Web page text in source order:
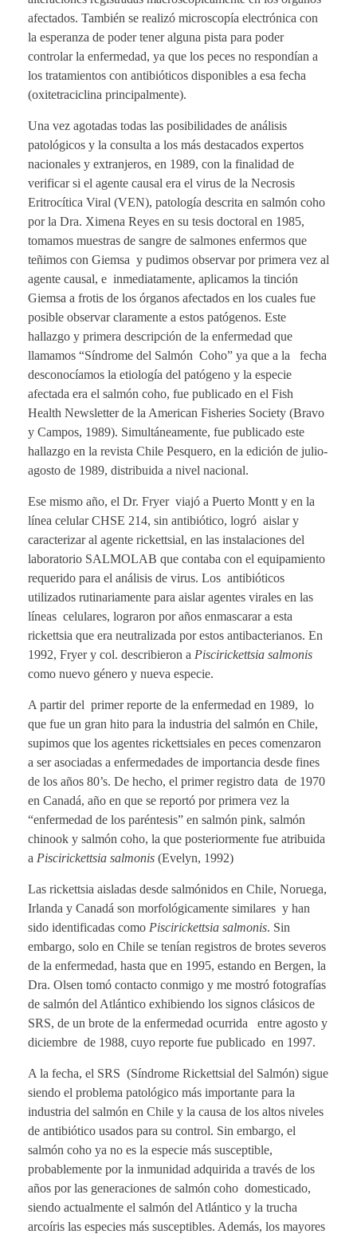
afectados. También se realizó microscopía electrónica con
la esperanza de poder tener alguna pista para poder
controlar la enfermedad, ya que los peces no respondían a
los tratamientos con antibióticos disponibles a esa fecha
(oxitetraciclina principalmente).
Una vez agotadas todas las posibilidades de análisis
patológicos y la consulta a los más destacados expertos
nacionales y extranjeros, en 1989, con la finalidad de
verificar si el agente causal era el virus de la Necrosis
Eritrocítica Viral (VEN), patología descrita en salmón coho
por la Dra. Ximena Reyes en su tesis doctoral en 1985,
tomamos muestras de sangre de salmones enfermos que
teñimos con Giemsa y pudimos observar por primera vez al
agente causal, e inmediatamente, aplicamos la tinción
Giemsa a frotis de los órganos afectados en los cuales fue
posible observar claramente a estos patógenos. Este
hallazgo y primera descripción de la enfermedad que
llamamos “Síndrome del Salmón Coho” ya que a la fecha
desconocíamos la etiología del patógeno y la especie
afectada era el salmón coho, fue publicado en el Fish
Health Newsletter de la American Fisheries Society (Bravo
y Campos, 1989). Simultáneamente, fue publicado este
hallazgo en la revista Chile Pesquero, en la edición de julio-
agosto de 1989, distribuida a nivel nacional.
Ese mismo año, el Dr. Fryer viajó a Puerto Montt y en la
línea celular CHSE 214, sin antibiótico, logró aislar y
caracterizar al agente rickettsial, en las instalaciones del
laboratorio SALMOLAB que contaba con el equipamiento
requerido para el análisis de virus. Los antibióticos
utilizados rutinariamente para aislar agentes virales en las
líneas celulares, lograron por años enmascarar a esta
rickettsia que era neutralizada por estos antibacterianos. En
1992, Fryer y col. describieron a Piscirickettsia salmonis
como nuevo género y nueva especie.
A partir del primer reporte de la enfermedad en 1989, lo
que fue un gran hito para la industria del salmón en Chile,
supimos que los agentes rickettsiales en peces comenzaron
a ser asociadas a enfermedades de importancia desde fines
de los años 80’s. De hecho, el primer registro data de 1970
en Canadá, año en que se reportó por primera vez la
“enfermedad de los paréntesis” en salmón pink, salmón
chinook y salmón coho, la que posteriormente fue atribuida
a Piscirickettsia salmonis (Evelyn, 1992)
Las rickettsia aisladas desde salmónidos en Chile, Noruega,
Irlanda y Canadá son morfológicamente similares y han
sido identificadas como Piscirickettsia salmonis. Sin
embargo, solo en Chile se tenían registros de brotes severos
de la enfermedad, hasta que en 1995, estando en Bergen, la
Dra. Olsen tomó contacto conmigo y me mostró fotografías
de salmón del Atlántico exhibiendo los signos clásicos de
SRS, de un brote de la enfermedad ocurrida entre agosto y
diciembre de 1988, cuyo reporte fue publicado en 1997.
A la fecha, el SRS (Síndrome Rickettsial del Salmón) sigue
siendo el problema patológico más importante para la
industria del salmón en Chile y la causa de los altos niveles
de antibiótico usados para su control. Sin embargo, el
salmón coho ya no es la especie más susceptible,
probablemente por la inmunidad adquirida a través de los
años por las generaciones de salmón coho domesticado,
siendo actualmente el salmón del Atlántico y la trucha
arcoíris las especies más susceptibles. Además, los mayores